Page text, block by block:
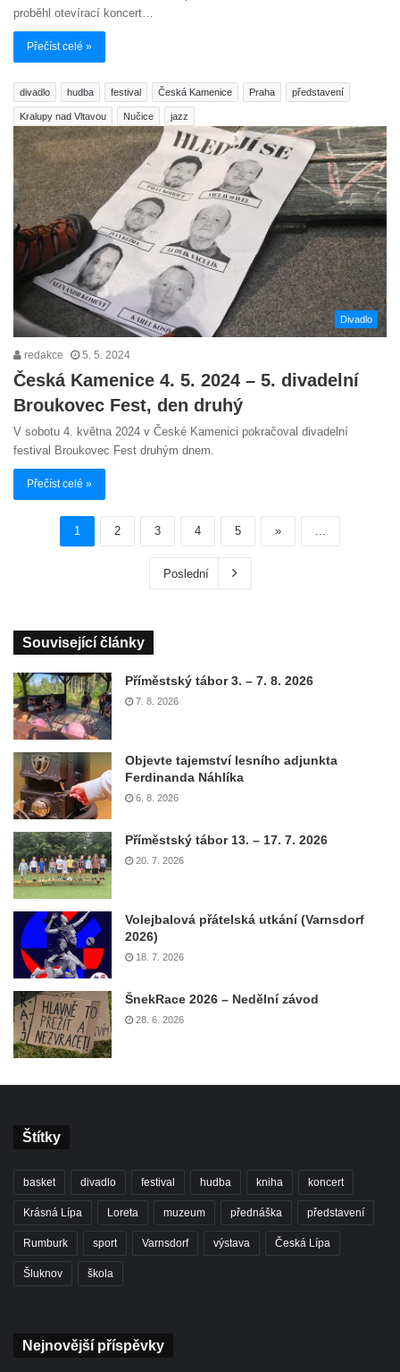
proběhl otevírací koncert…
Přečíst celé »
divadlo hudba festival Česká Kamenice Praha představení
Kralupy nad Vltavou Nučice jazz
Divadlo
redakce 5. 5. 2024
Česká Kamenice 4. 5. 2024 – 5. divadelní
Broukovec Fest, den druhý
V sobotu 4. května 2024 v České Kamenici pokračoval divadelní
festival Broukovec Fest druhým dnem.
Přečíst celé »
1 2 3 4 5 »
Poslední
Související články
Příměstský tábor 3. – 7. 8. 2026
7. 8. 2026
Objevte tajemství lesního adjunkta
Ferdinanda Náhlíka
6. 8. 2026
Příměstský tábor 13. – 17. 7. 2026
20. 7. 2026
Volejbalová přátelská utkání (Varnsdorf
2026)
18. 7. 2026
ŠnekRace 2026 – Nedělní závod
28. 6. 2026
Štítky
basket divadlo festival hudba kniha koncert
Krásná Lípa Loreta muzeum přednáška představení
Rumburk sport Varnsdorf výstava Česká Lípa
Šluknov škola
Nejnovější příspěvky